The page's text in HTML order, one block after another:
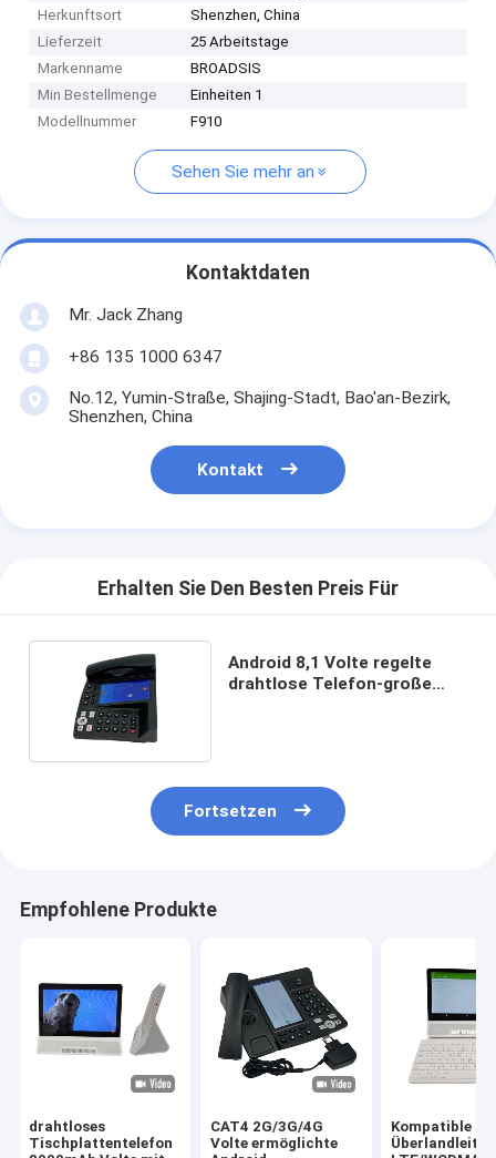
Herkunftsort
Shenzhen, China
Lieferzeit
25 Arbeitstage
Markenname
BROADSIS
Min Bestellmenge
Einheiten 1
Modellnummer
F910
Sehen Sie mehr an
Kontaktdaten
Mr. Jack Zhang
+86 135 1000 6347
No.12, Yumin-Straße, Shajing-Stadt, Bao'an-Bezirk,
Shenzhen, China
Kontakt
Erhalten Sie Den Besten Preis Für
Android 8,1 Volte regelte
drahtlose Telefon-große
Fortsetzen
Empfohlene Produkte
drahtloses
Tischplattentelefon
CAT4 2G/3G/4G
Volte ermöglichte
Kompatible